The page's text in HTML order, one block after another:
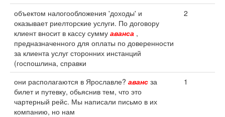
объектом налогообложения 'доходы' и
оказывает риелторские услуги. По договору
клиент вносит в кассу сумму аванса ,
предназначенного для оплаты по доверенности
за клиента услуг сторонних инстанций
(госпошлина, справки
2
они располагаются в Ярославле? аванс за
билет и путевку, обьяснив тем, что это
чартерный рейс. Мы написали письмо в их
компанию, но нам
1